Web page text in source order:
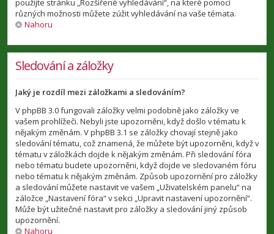
použijte stránku „Rozšířené vyhledávání“, na které pomocí
různých možnosti můžete zúžit vyhledávání na vaše témata.
Nahoru
Sledování a záložky
Jaký je rozdíl mezi záložkami a sledováním?
V phpBB 3.0 fungovali záložky velmi podobně jako záložky ve
vašem prohlížeči. Nebyli jste upozorněni, když došlo v tématu k
nějakým změnám. V phpBB 3.1 se záložky chovají stejně jako
sledování tématu, což znamená, že můžete být upozorněni, když v
tématu v záložkách dojde k nějakým změnám. Při sledování fóra
nebo tématu budete upozorněni, když dojde ve sledovaném fóru
nebo tématu k nějakým změnám. Způsob upozornění pro záložky
a sledování můžete nastavit ve vašem „Uživatelském panelu“ na
záložce „Nastavení fóra“ v sekci „Upravit nastavení upozornění“.
Může být užitečné nastavit pro záložky a sledování jiný způsob
upozornění.
Nahoru